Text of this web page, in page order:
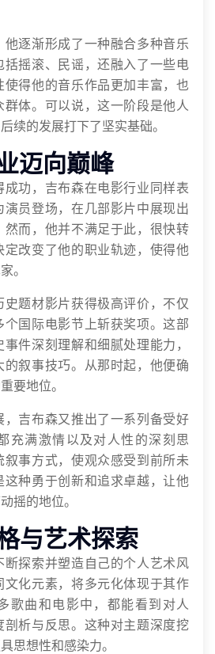
他逐渐形成了一种融合多种音乐
括摇滚、民谣，还融入了一些电
得他的音乐作品更加丰富，也
群体。可以说，这一阶段是他人
续的发展打下了坚实基础。
迈向巅峰
成功，吉布森在电影行业同样表
演员登场，在几部影片中展现出
然而，他并不满足于此，很快转
定改变了他的职业轨迹，使得他
。
史题材影片获得极高评价，不仅
个国际电影节上斩获奖项。这部
件深刻理解和细腻处理能力，
的叙事技巧。从那时起，他便确
要地位。
，吉布森又推出了一系列备受好
充满激情以及对人性的深刻思
事方式，使观众感受到前所未
这种勇于创新和追求卓越，让他
摇的地位。
与艺术探索
断探索并塑造自己的个人艺术风
化元素，将多元化体现于其作
歌曲和电影中，都能看到对人
析与反思。这种对主题深度挖
思想性和感染力。